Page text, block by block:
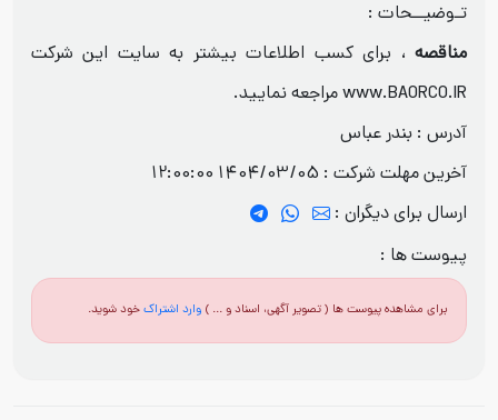
تـوضیــحات :
مناقصه ، برای کسب اطلاعات بیشتر به سایت این شرکت
www.BAORCO.IR مراجعه نمایید.
آدرس : بندر عباس
آخرین مهلت شرکت : 1404/03/05 12:00:00
ارسال برای دیگران :
پیوست ها :
برای مشاهده پیوست ها ( تصویر آگهی، اسناد و ... ) وارد اشتراکخود شوید.